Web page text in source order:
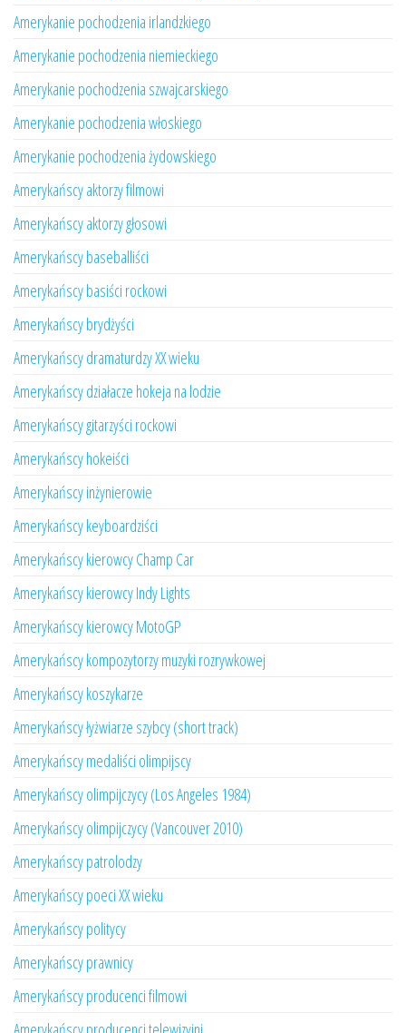
Amerykanie pochodzenia irlandzkiego
Amerykanie pochodzenia niemieckiego
Amerykanie pochodzenia szwajcarskiego
Amerykanie pochodzenia włoskiego
Amerykanie pochodzenia żydowskiego
Amerykańscy aktorzy filmowi
Amerykańscy aktorzy głosowi
Amerykańscy baseballiści
Amerykańscy basiści rockowi
Amerykańscy brydżyści
Amerykańscy dramaturdzy XX wieku
Amerykańscy działacze hokeja na lodzie
Amerykańscy gitarzyści rockowi
Amerykańscy hokeiści
Amerykańscy inżynierowie
Amerykańscy keyboardziści
Amerykańscy kierowcy Champ Car
Amerykańscy kierowcy Indy Lights
Amerykańscy kierowcy MotoGP
Amerykańscy kompozytorzy muzyki rozrywkowej
Amerykańscy koszykarze
Amerykańscy łyżwiarze szybcy (short track)
Amerykańscy medaliści olimpijscy
Amerykańscy olimpijczycy (Los Angeles 1984)
Amerykańscy olimpijczycy (Vancouver 2010)
Amerykańscy patrolodzy
Amerykańscy poeci XX wieku
Amerykańscy politycy
Amerykańscy prawnicy
Amerykańscy producenci filmowi